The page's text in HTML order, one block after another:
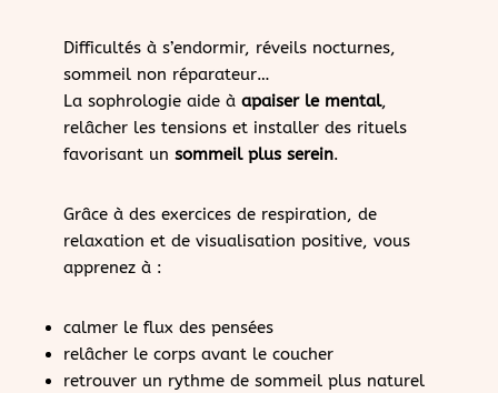
Difficultés à s’endormir, réveils nocturnes,
sommeil non réparateur…
La sophrologie aide à apaiser le mental,
relâcher les tensions et installer des rituels
favorisant un sommeil plus serein.
Grâce à des exercices de respiration, de
relaxation et de visualisation positive, vous
apprenez à :
calmer le flux des pensées
relâcher le corps avant le coucher
retrouver un rythme de sommeil plus naturel